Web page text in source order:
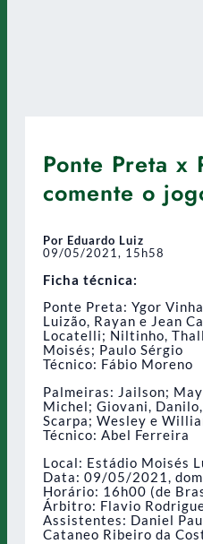
Ponte Preta x
comente o
Por Eduardo Luiz
09/05/2021, 15h58
Ficha técnica:
Ponte Preta: Ygor
Luizão, Rayan e Jean
Locatelli; Niltinho,
Moisés; Paulo Sérgio
Técnico: Fábio Moreno
Palmeiras: Jailson;
Michel; Giovani,
Scarpa; Wesley e
Técnico: Abel Ferreira
Local: Estádio Moisés
Data: 09/05/2021,
Horário: 16h00 (de
Árbitro: Flavio
Assistentes: Daniel
Cataneo Ribeiro da